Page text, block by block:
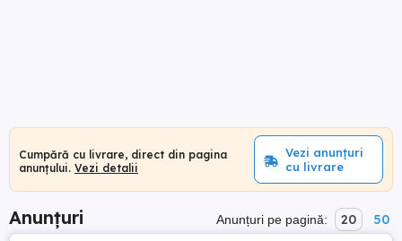
Cumpără cu livrare, direct din pagina
anunțului. Vezi detalii
Vezi anunțuri
cu livrare
Anunțuri Anunțuri pe pagină: 20 50